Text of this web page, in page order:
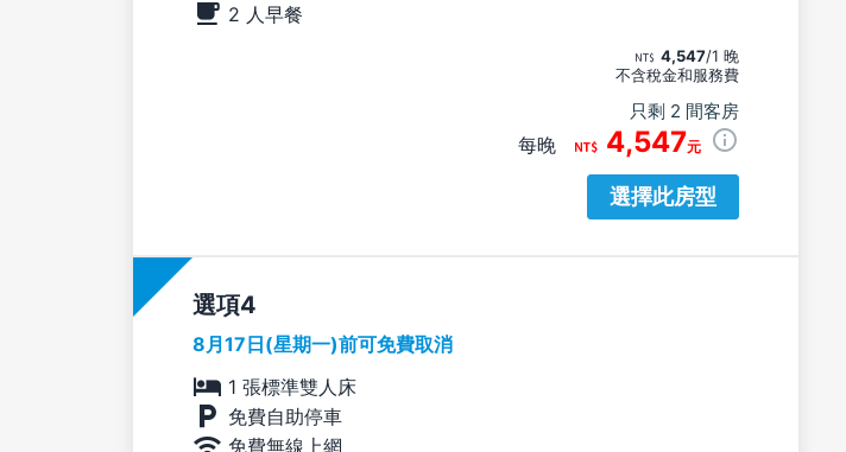
2 人早餐
4,547/1 晚
不含稅金和服務費
只剩 2 間客房
每晚 4,547元
選擇此房型
選項
8月17日(星期一)前可免費取消
1 張標準雙人床
免費自助停車
免費無線上網